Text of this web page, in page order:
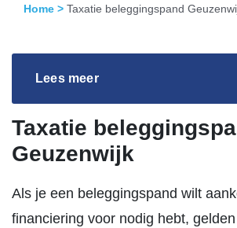
Home > Taxatie beleggingspand
Lees meer
Taxatie
Geuzenwijk
Als je een beleggingspand wilt
financiering voor nodig hebt,